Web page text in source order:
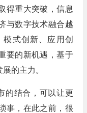
得重大突破，信息
与数字技术融合越
式创新、应用创
要的新机遇，基于
的主力。
结合，可以让更
事，在此之前，很